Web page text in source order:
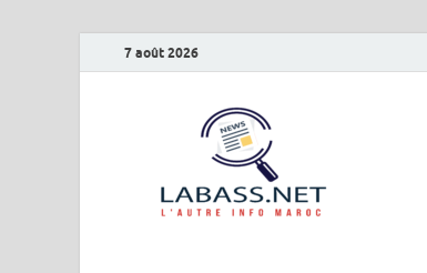
7 août 2026